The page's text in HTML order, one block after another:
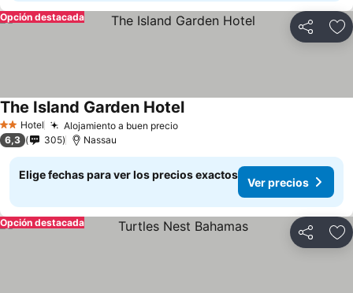
Compartir
Opción destacada
2 Estrellas
Hotel Alojamiento a buen precio
The Island Garden Hotel
6,3 305 Nassau
Elige fechas para ver los precios exactos
Ver precios
Compartir
Opción destacada